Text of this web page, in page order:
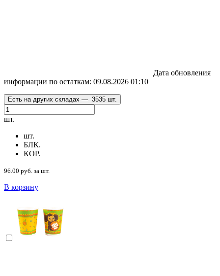
Дата обновления
информации по остаткам: 09.08.2026 01:10
Есть на других складах — 3535 шт.
шт.
шт.
БЛК.
КОР.
96.00 руб. за шт.
В корзину